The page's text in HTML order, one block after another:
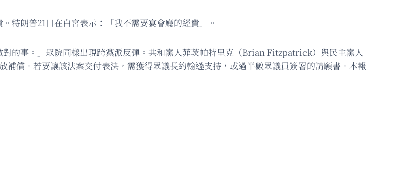
特朗普21日在白宮表示：「我不需要宴會廳的經費」。
的事。」眾院同樣出現跨黨派反彈。共和黨人菲茨帕特里克（Brian Fitzpatrick）與民主黨人
償。若要讓該法案交付表決，需獲得眾議長約翰遜支持，或過半數眾議員簽署的請願書。本報